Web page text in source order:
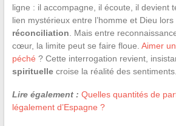
ligne : il accompagne, il écoute, il devient
lien mystérieux entre l’homme et Dieu lors
réconciliation . Mais entre
cœur, la limite peut se faire floue. Aimer
péché ? Cette interrogation revient,
spirituellecroise la réalité des sentiments.
Lire également : Quelles quantités de
légalement d’Espagne ?